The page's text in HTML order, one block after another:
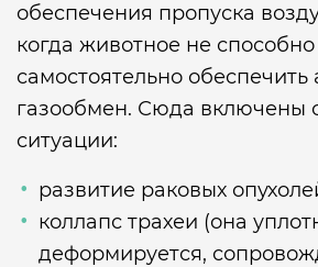
обеспечения пропуска
когда животное не способно
самостоятельно обеспечить
газообмен. Сюда включены
ситуации:
развитие раковых
коллапс трахеи (она
деформируется,